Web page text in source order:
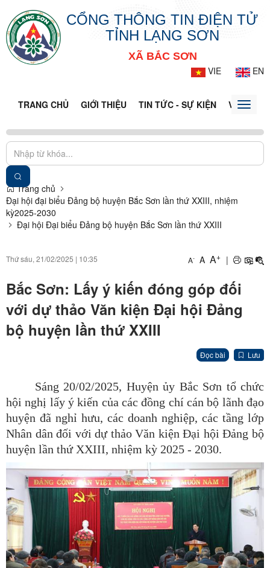
CỔNG THÔNG TIN ĐIỆN TỬ
TỈNH LẠNG SƠN
XÃ BẮC SƠN
VIE
EN
TRANG CHỦ GIỚI THIỆU TIN TỨC - SỰ KIỆN VĂN BẢN
Toggle
Trang chủ
Đại hội đại biểu Đảng bộ huyện Bắc Sơn lần thứ XXIII, nhiệm
kỳ2025-2030
Đại hội Đại biểu Đảng bộ huyện Bắc Sơn lần thứ XXIII
Thứ sáu, 21/02/2025 | 10:35 A- A A+ |
Bắc Sơn: Lấy ý kiến đóng góp đối
với dự thảo Văn kiện Đại hội Đảng
bộ huyện lần thứ XXIII
Đọc bài Lưu
Sáng 20/02/2025, Huyện ủy Bắc Sơn tổ chức
hội nghị lấy ý kiến của các đồng chí cán bộ lãnh đạo
huyện đã nghỉ hưu, các doanh nghiệp, các tầng lớp
Nhân dân đối với dự thảo Văn kiện Đại hội Đảng bộ
huyện lần thứ XXIII, nhiệm kỳ 2025 - 2030.